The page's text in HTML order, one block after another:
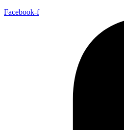
Facebook-f